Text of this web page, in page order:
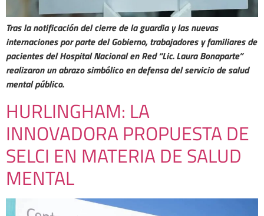
Tras la notificación del cierre de la guardia y las nuevas
internaciones por parte del Gobierno, trabajadores y familiares de
pacientes del Hospital Nacional en Red “Lic. Laura Bonaparte”
realizaron un abrazo simbólico en defensa del servicio de salud
mental público.
HURLINGHAM: LA
INNOVADORA PROPUESTA DE
SELCI EN MATERIA DE SALUD
MENTAL